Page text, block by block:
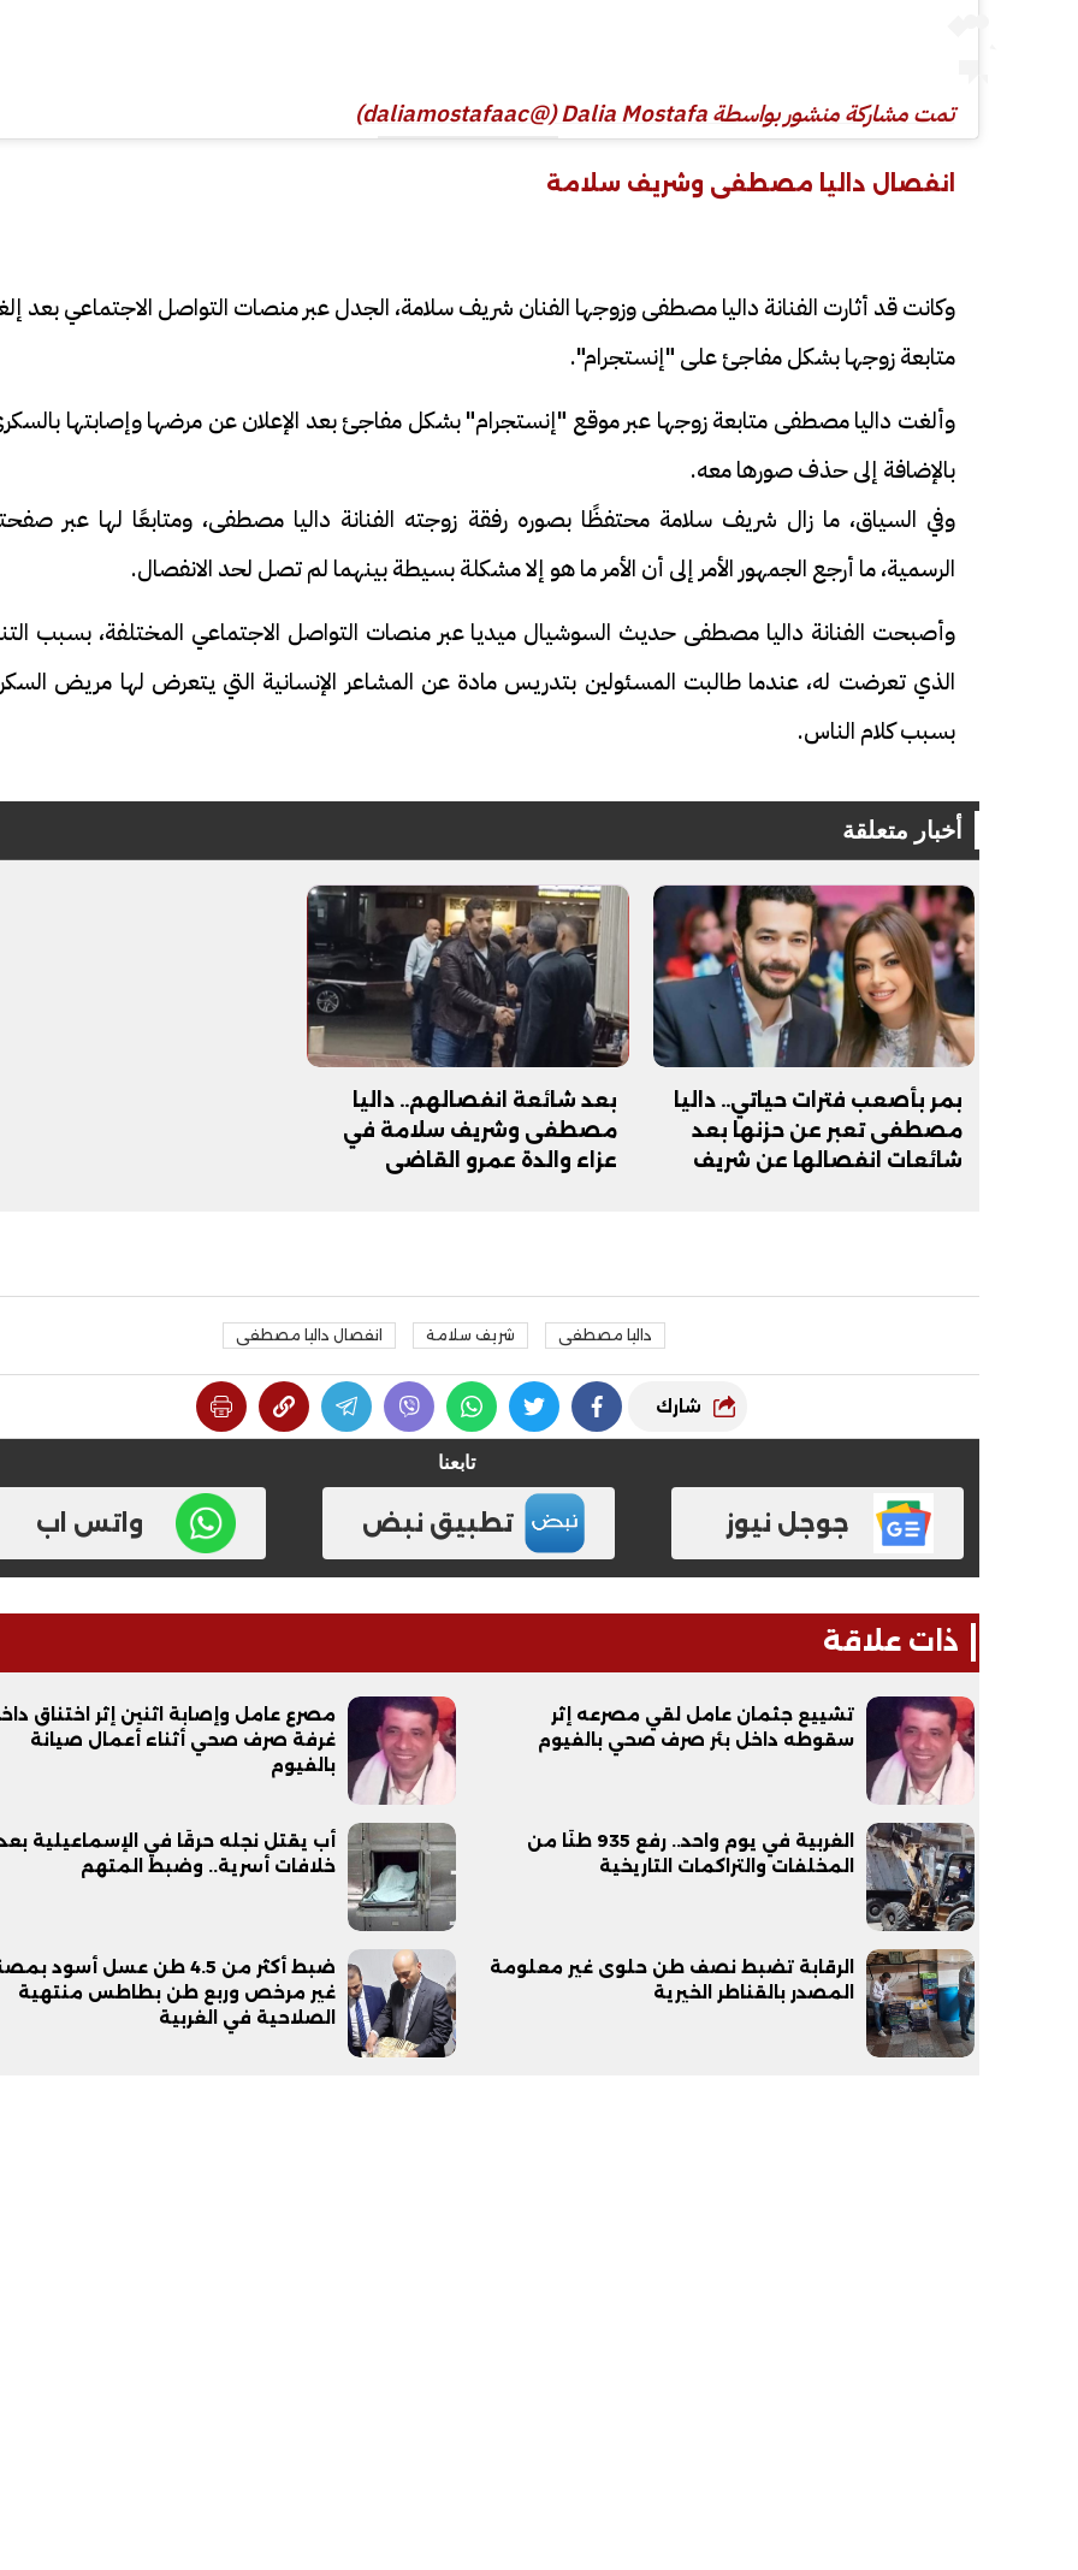
تمت مشاركة منشور بواسطة ‏‎Dalia Mostafa‎‏ (@‏‎daliamostafaac‎‏)
انفصال داليا مصطفى وشريف سلامة
وكانت قد أثارت الفنانة داليا مصطفى وزوجها الفنان شريف سلامة، الجدل عبر منصات التواصل الاجتماعي بعد
متابعة زوجها بشكل مفاجئ على "إنستجرام".
وألغت داليا مصطفى متابعة زوجها عبر موقع "إنستجرام" بشكل مفاجئ بعد الإعلان عن مرضها وإصابتها
بالإضافة إلى حذف صورها معه.
وفي السياق، ما زال شريف سلامة محتفظًا بصوره رفقة زوجته الفنانة داليا مصطفى، ومتابعًا لها عبر
الرسمية، ما أرجع الجمهور الأمر إلى أن الأمر ما هو إلا مشكلة بسيطة بينهما لم تصل لحد الانفصال.
وأصبحت الفنانة داليا مصطفى حديث السوشيال ميديا عبر منصات التواصل الاجتماعي المختلفة، بسبب
الذي تعرضت له، عندما طالبت المسئولين بتدريس مادة عن المشاعر الإنسانية التي يتعرض لها مريض
بسبب كلام الناس.
أخبار متعلقة
بمر بأصعب فترات حياتي.. داليا
مصطفى تعبر عن حزنها بعد
شائعات انفصالها عن شريف
بعد شائعة انفصالهم.. داليا
مصطفى وشريف سلامة في
عزاء والدة عمرو القاضي
داليا مصطفى شريف سلامة انفصال داليا مصطفى
شارك
تابعنا
جوجل نيوز تطبيق نبض واتس اب
ذات علاقة
تشييع جثمان عامل لقي مصرعه إثر
سقوطه داخل بئر صرف صحي بالفيوم
مصرع عامل وإصابة اثنين إثر اختناق
غرفة صرف صحي أثناء أعمال صيانة
بالفيوم
الغربية في يوم واحد.. رفع 935 طنًا من
المخلفات والتراكمات التاريخية
أب يقتل نجله حرقًا في الإسماعيلية
خلافات أسرية.. وضبط المتهم
الرقابة تضبط نصف طن حلوى غير معلومة
المصدر بالقناطر الخيرية
ضبط أكثر من 4.5 طن عسل أسود
غير مرخص وربع طن بطاطس منتهية
الصلاحية في الغربية
الوداع الأخير.. دفن جثامين الضحايا
الأربعة بقرية السعدية في الفيوم
افتتاح أكبر صرح ديني في القوصية..
مليون جنيه
ابني بطل وفخورة بيه.. أول
تصدره التريند| فيديو